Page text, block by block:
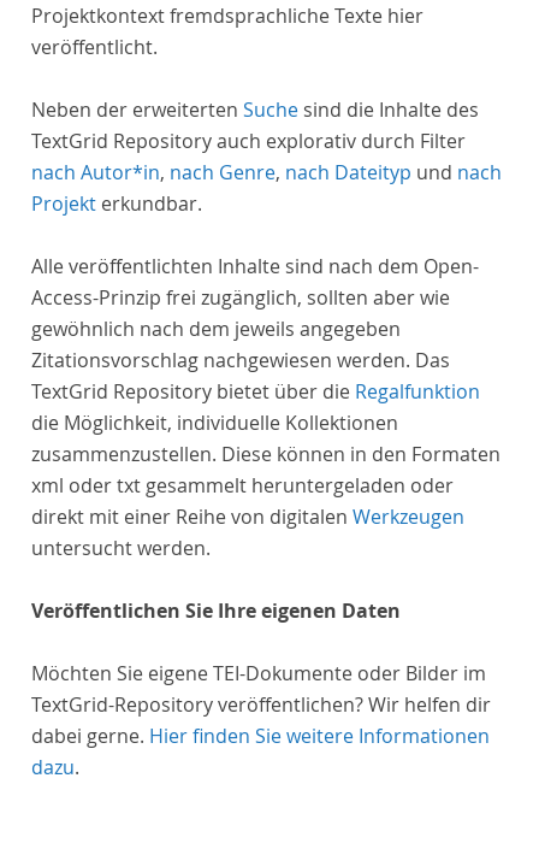
Projektkontext fremdsprachliche Texte hier
veröffentlicht.
Neben der erweiterten Suche sind die Inhalte des
TextGrid Repository auch explorativ durch Filter
nach Autor*in, nach Genre, nach Dateityp und nach
Projekt erkundbar.
Alle veröffentlichten Inhalte sind nach dem Open-
Access-Prinzip frei zugänglich, sollten aber wie
gewöhnlich nach dem jeweils angegeben
Zitationsvorschlag nachgewiesen werden. Das
TextGrid Repository bietet über die Regalfunktion
die Möglichkeit, individuelle Kollektionen
zusammenzustellen. Diese können in den Formaten
xml oder txt gesammelt heruntergeladen oder
direkt mit einer Reihe von digitalen Werkzeugen
untersucht werden.
Veröffentlichen Sie Ihre eigenen Daten
Möchten Sie eigene TEI-Dokumente oder Bilder im
TextGrid-Repository veröffentlichen? Wir helfen dir
dabei gerne. Hier finden Sie weitere Informationen
dazu.